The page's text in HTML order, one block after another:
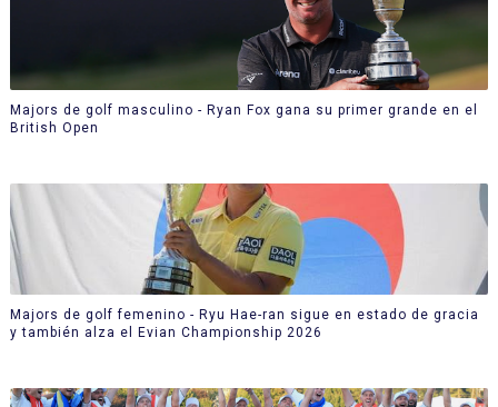
Majors de golf masculino - Ryan Fox gana su primer grande en el
British Open
Majors de golf femenino - Ryu Hae-ran sigue en estado de gracia
y también alza el Evian Championship 2026